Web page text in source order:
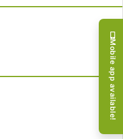
Mobile app available!